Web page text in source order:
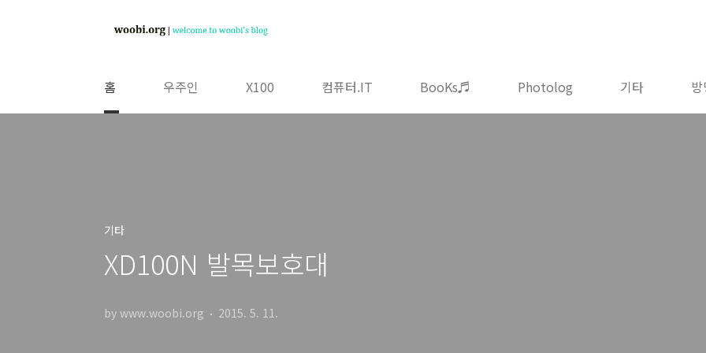
홈 우주인 X100 컴퓨터.IT BooKs♬ Photolog 기타
기타
XD100N 발목보호대
by www.woobi.org 2015. 5. 11.